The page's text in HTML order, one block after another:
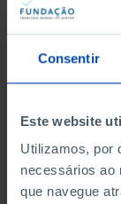
Consentir
Este website
Utilizamos, por
necessários ao
que navegue
DATA DE INÍCIO
DATA DE FIM